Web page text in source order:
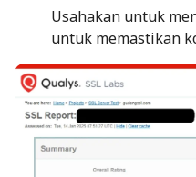
Usahakan untuk
untuk memastikan